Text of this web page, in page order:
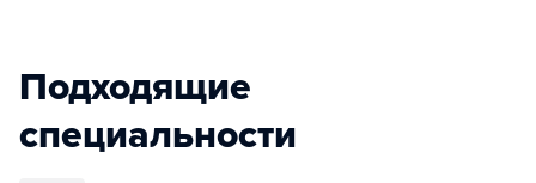
Подходящие
специальности